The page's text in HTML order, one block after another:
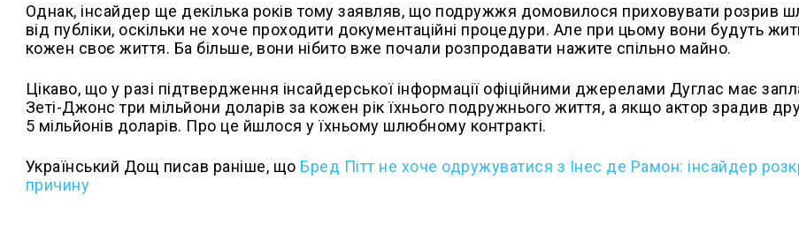
Однак, інсайдер ще декілька років тому заявляв, що подружжя домовилося приховувати розрив
від публіки, оскільки не хоче проходити документаційні процедури. Але при цьому вони будуть
кожен своє життя. Ба більше, вони нібито вже почали розпродавати нажите спільно майно.
Цікаво, що у разі підтвердження інсайдерської інформації офіційними джерелами Дуглас має
Зеті-Джонс три мільйони доларів за кожен рік їхнього подружнього життя, а якщо актор зрадив
5 мільйонів доларів. Про це йшлося у їхньому шлюбному контракті.
Український Дощ писав раніше, що Бред Пітт не хоче одружуватися з Інес де Рамон: інсайдер
причину